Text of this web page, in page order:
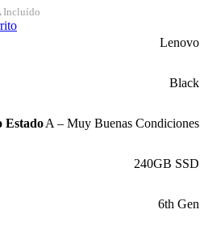
Incluído
Lenovo
Black
EstadoA – Muy Buenas Condiciones
240GB SSD
6th Gen